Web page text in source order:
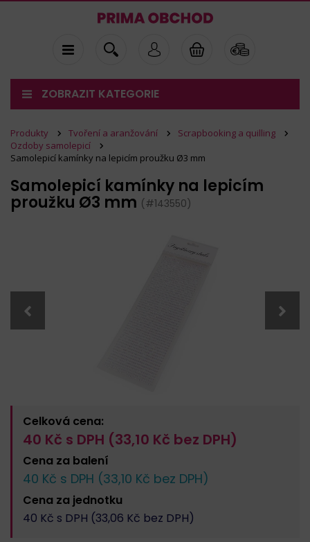
ZOBRAZIT KATEGORIE
Produkty Tvoření a aranžování
Scrapbooking a quilling
Ozdoby samolepicí
Samolepicí kamínky na lepicím proužku Ø3 mm
Samolepicí kamínky na lepicím
proužku Ø3 mm (#143550)
Celková cena:
40 Kč s DPH (33,10 Kč bez DPH)
Cena za balení
40 Kč s DPH (33,10 Kč bez DPH)
Cena za jednotku
40 Kč s DPH (33,06 Kč bez DPH)